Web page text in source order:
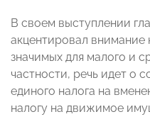
В своем выступлении
акцентировал
значимых для малого и
частности, речь идет о
единого налога на
налогу на движимое